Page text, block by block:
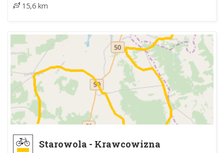
15,6 km
Starowola - Krawcowizna